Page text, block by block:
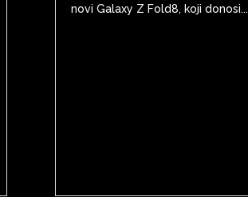
novi Galaxy Z Fold8, koji donosi...